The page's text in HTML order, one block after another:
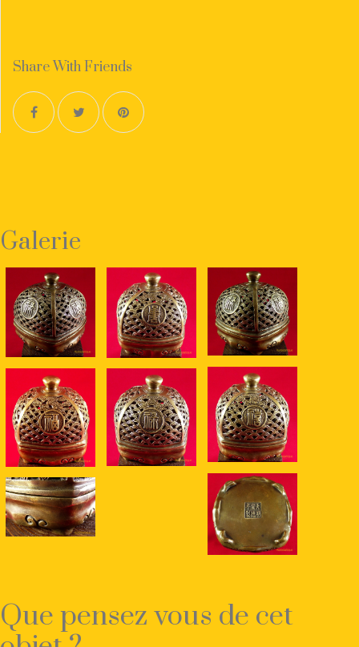
Share With Friends
Galerie
Que pensez vous de cet